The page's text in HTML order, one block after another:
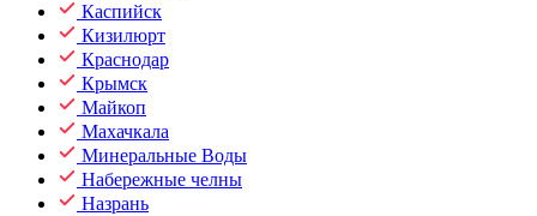
Каспийск
Кизилюрт
Краснодар
Крымск
Майкоп
Махачкала
Минеральные Воды
Набережные челны
Назрань